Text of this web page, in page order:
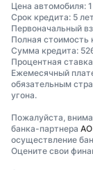
Цена автомобиля:
Срок кредита: 5
Первоначальный
Полная стоимость
Сумма кредита:
Процентная
Ежемесячный
обязательным
угона.
Пожалуйста,
банка-партнера АО
осуществление
Оцените свои